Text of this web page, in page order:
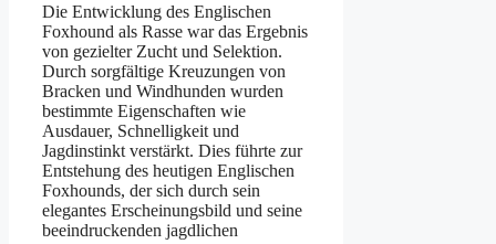
Die Entwicklung des Englischen
Foxhound als Rasse war das Ergebnis
von gezielter Zucht und Selektion.
Durch sorgfältige Kreuzungen von
Bracken und Windhunden wurden
bestimmte Eigenschaften wie
Ausdauer, Schnelligkeit und
Jagdinstinkt verstärkt. Dies führte zur
Entstehung des heutigen Englischen
Foxhounds, der sich durch sein
elegantes Erscheinungsbild und seine
beeindruckenden jagdlichen